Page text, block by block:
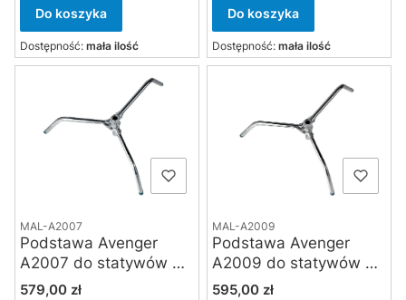
Do koszyka
Dostępność: mała ilość
Do koszyka
Dostępność: mała ilość
MAL-A2007
Podstawa Avenger
A2007 do statywów C-
Stand
Cena
579,00 zł
MAL-A2009
Podstawa Avenger
A2009 do statywów C-
Stand
Cena
595,00 zł